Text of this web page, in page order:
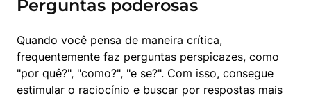
Perguntas poderosas
Quando você pensa de maneira crítica,
frequentemente faz perguntas perspicazes, como
"por quê?", "como?", "e se?". Com isso, consegue
estimular o raciocínio e buscar por respostas mais